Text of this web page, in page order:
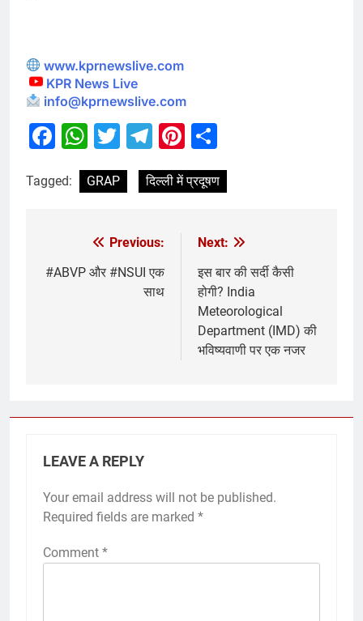
www.kprnewslive.com
KPR News Live
info@kprnewslive.com
Facebook
WhatsApp
Twitter
Telegram
Pinterest
Tagged: GRAP दिल्ली में प्रदूषण
Previous:
#ABVP और #NSUI एक
साथ
Next:
इस बार की सर्दी कैसी
होगी? India
Meteorological
Department (IMD) की
भविष्यवाणी पर एक नजर
LEAVE A REPLY
Your email address will not be published.
Required fields are marked *
Comment *